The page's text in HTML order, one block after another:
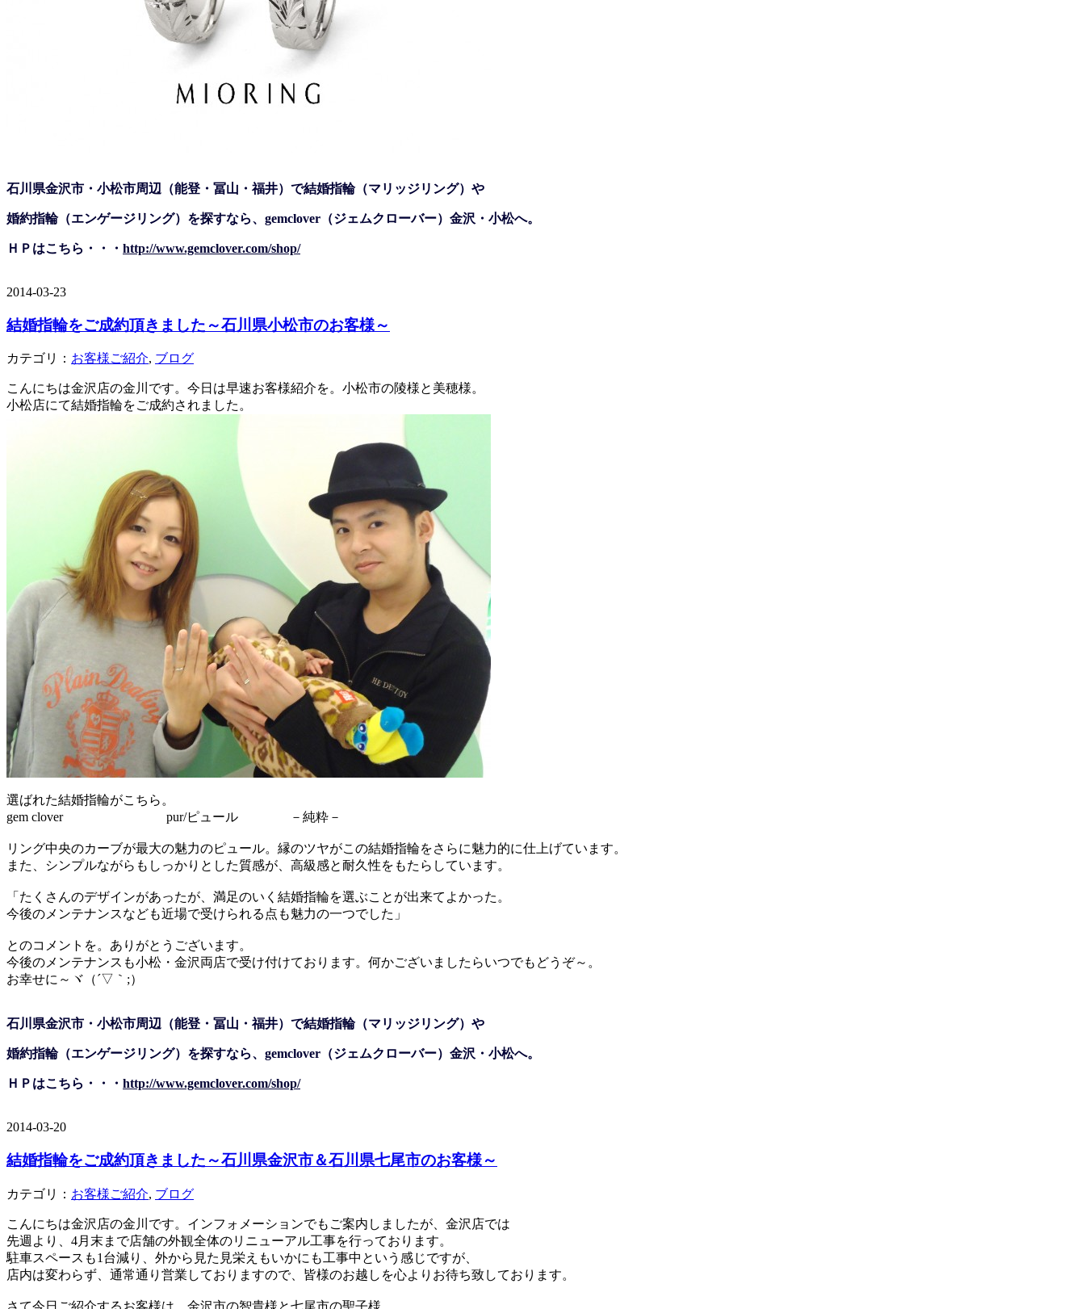
石川県金沢市・小松市周辺（能登・冨山・福井）で結婚指輪（マリッジリング）や
婚約指輪（エンゲージリング）を探すなら、gemclover（ジェムクローバー）金沢・小松へ。
ＨＰはこちら・・・ http://www.gemclover.com/shop/
2014-03-23
結婚指輪をご成約頂きました～石川県小松市のお客様～
カテゴリ： お客様ご紹介, ブログ
こんにちは金沢店の金川です。今日は早速お客様紹介を。小松市の陵様と美穂様。
小松店にて結婚指輪をご成約されました。
選ばれた結婚指輪がこちら。
gem clover pur/ピュール －純粋－
リング中央のカーブが最大の魅力のピュール。縁のツヤがこの結婚指輪をさらに魅力的に仕上げています。
また、シンプルながらもしっかりとした質感が、高級感と耐久性をもたらしています。
「たくさんのデザインがあったが、満足のいく結婚指輪を選ぶことが出来てよかった。
今後のメンテナンスなども近場で受けられる点も魅力の一つでした」
とのコメントを。ありがとうございます。
今後のメンテナンスも小松・金沢両店で受け付けております。何かございましたらいつでもどうぞ～。
お幸せに～ヾ（´▽｀;）
石川県金沢市・小松市周辺（能登・冨山・福井）で結婚指輪（マリッジリング）や
婚約指輪（エンゲージリング）を探すなら、gemclover（ジェムクローバー）金沢・小松へ。
ＨＰはこちら・・・ http://www.gemclover.com/shop/
2014-03-20
結婚指輪をご成約頂きました～石川県金沢市＆石川県七尾市のお客様～
カテゴリ： お客様ご紹介, ブログ
こんにちは金沢店の金川です。インフォメーションでもご案内しましたが、金沢店では
先週より、4月末まで店舗の外観全体のリニューアル工事を行っております。
駐車スペースも1台減り、外から見た見栄えもいかにも工事中という感じですが、
店内は変わらず、通常通り営業しておりますので、皆様のお越しを心よりお待ち致しております。
さて今日ご紹介するお客様は、金沢市の智貴様と七尾市の聖子様。